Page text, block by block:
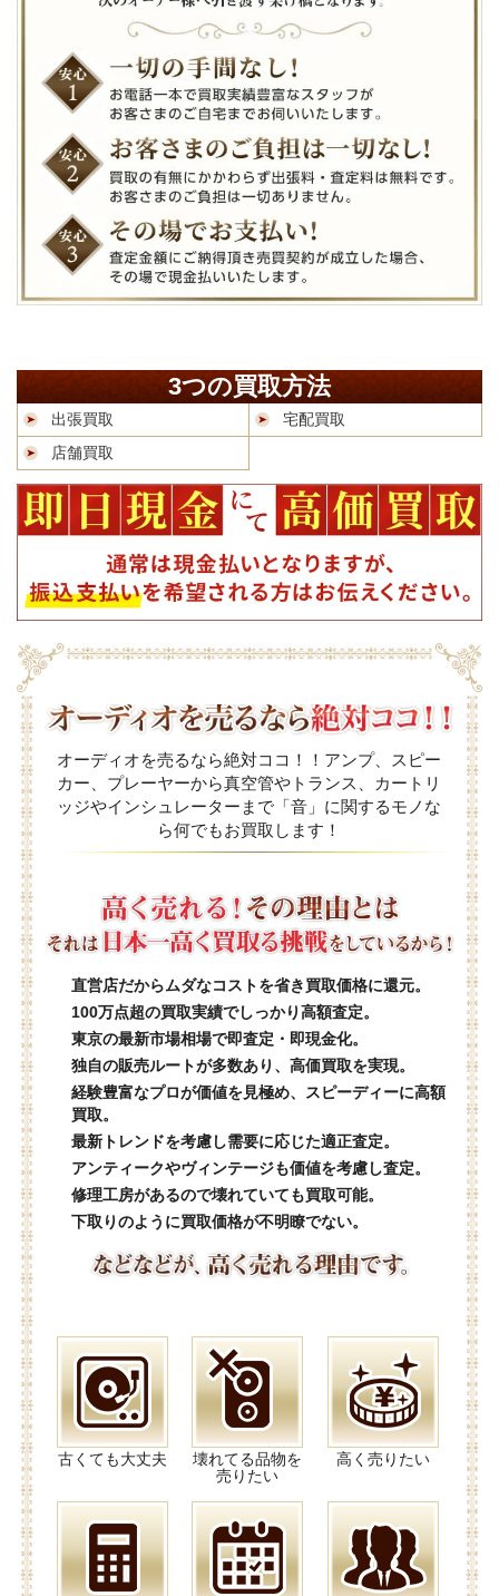
3つの買取方法
出張買取
宅配買取
店舗買取
オーディオを売るなら絶対ココ！！アンプ、スピー
カー、プレーヤーから真空管やトランス、カートリ
ッジやインシュレーターまで「音」に関するモノな
ら何でもお買取します！
直営店だからムダなコストを省き買取価格に還元。
100万点超の買取実績でしっかり高額査定。
東京の最新市場相場で即査定・即現金化。
独自の販売ルートが多数あり、高価買取を実現。
経験豊富なプロが価値を見極め、スピーディーに高額
買取。
最新トレンドを考慮し需要に応じた適正査定。
アンティークやヴィンテージも価値を考慮し査定。
修理工房があるので壊れていても買取可能。
下取りのように買取価格が不明瞭でない。
古くても大丈夫
壊れてる品物を
売りたい
高く売りたい